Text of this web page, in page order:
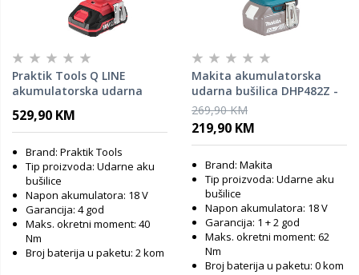
Praktik Tools Q LINE
akumulatorska udarna
Flexpower
529,90 KM
Brand: Praktik Tools
Tip proizvoda: Udarne aku
bušilice
Napon akumulatora: 18 V
Garancija: 4 god
Maks. okretni moment: 40
Nm
Broj baterija u paketu: 2 kom
Makita akumulatorska
udarna bušilica DHP482Z -
SAMO ALAT
269,90 KM
219,90 KM
Brand: Makita
Tip proizvoda: Udarne aku
bušilice
Napon akumulatora: 18 V
Garancija: 1 + 2 god
Maks. okretni moment: 62
Nm
Broj baterija u paketu: 0 kom